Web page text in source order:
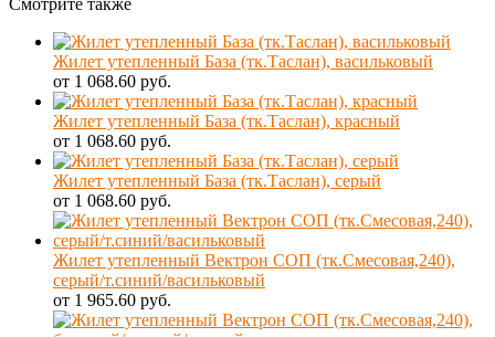
Жилет утепленный База (тк.Таслан), васильковый
от 1 068.60 руб.
Жилет утепленный База (тк.Таслан), красный
от 1 068.60 руб.
Жилет утепленный База (тк.Таслан), серый
от 1 068.60 руб.
Жилет утепленный Вектрон СОП (тк.Смесовая,240),
серый/т.синий/васильковый
от 1 965.60 руб.